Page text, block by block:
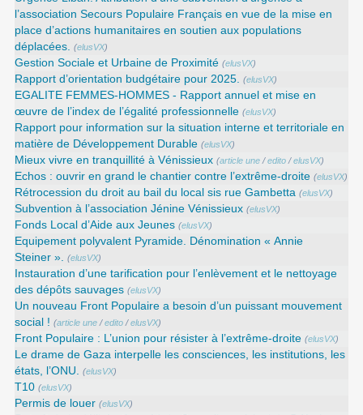
l’association Secours Populaire Français en vue de la mise en
place d’actions humanitaires en soutien aux populations
déplacées. (elusVX)
Gestion Sociale et Urbaine de Proximité (elusVX)
Rapport d’orientation budgétaire pour 2025. (elusVX)
EGALITE FEMMES-HOMMES - Rapport annuel et mise en
œuvre de l’index de l’égalité professionnelle (elusVX)
Rapport pour information sur la situation interne et territoriale en
matière de Développement Durable (elusVX)
Mieux vivre en tranquillité à Vénissieux (article une/edito/elusVX)
Echos : ouvrir en grand le chantier contre l’extrême-droite (elusVX)
Rétrocession du droit au bail du local sis rue Gambetta (elusVX)
Subvention à l’association Jénine Vénissieux (elusVX)
Fonds Local d’Aide aux Jeunes (elusVX)
Equipement polyvalent Pyramide. Dénomination « Annie
Steiner ». (elusVX)
Instauration d’une tarification pour l’enlèvement et le nettoyage
des dépôts sauvages (elusVX)
Un nouveau Front Populaire a besoin d’un puissant mouvement
social ! (article une/edito/elusVX)
Front Populaire : L’union pour résister à l’extrême-droite (elusVX)
Le drame de Gaza interpelle les consciences, les institutions, les
états, l’ONU. (elusVX)
T10 (elusVX)
Permis de louer (elusVX)